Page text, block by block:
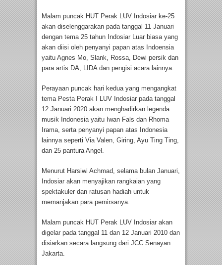
Malam puncak HUT Perak LUV Indosiar ke-25
akan diselenggarakan pada tanggal 11 Januari
dengan tema 25 tahun Indosiar Luar biasa yang
akan diisi oleh penyanyi papan atas Indoensia
yaitu Agnes Mo, Slank, Rossa, Dewi persik dan
para artis DA, LIDA dan pengisi acara lainnya.
Perayaan puncak hari kedua yang mengangkat
tema Pesta Perak I LUV Indosiar pada tanggal
12 Januari 2020 akan menghadirkan legenda
musik Indonesia yaitu Iwan Fals dan Rhoma
Irama, serta penyanyi papan atas Indonesia
lainnya seperti Via Valen, Giring, Ayu Ting Ting,
dan 25 pantura Angel.
Menurut Harsiwi Achmad, selama bulan Januari,
Indosiar akan menyajikan rangkaian yang
spektakuler dan ratusan hadiah untuk
memanjakan para pemirsanya.
Malam puncak HUT Perak LUV Indosiar akan
digelar pada tanggal 11 dan 12 Januari 2010 dan
disiarkan secara langsung dari JCC Senayan
Jakarta.